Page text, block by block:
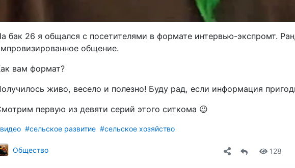
бак 26 я общался с посетителями в формате интервью-экспромт.
общение.
вам формат?
живо, весело и полезно! Буду рад, если информация
первую из девяти серий этого ситкома 😉
#сельское развитие #сельское хозяйство
Общество 128